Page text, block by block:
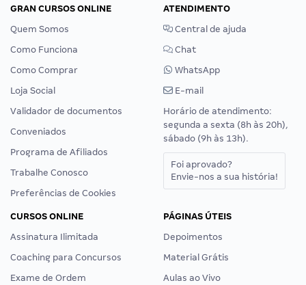
GRAN CURSOS ONLINE
Quem Somos
Como Funciona
Como Comprar
Loja Social
Validador de documentos
Conveniados
Programa de Afiliados
Trabalhe Conosco
Preferências de Cookies
ATENDIMENTO
Central de ajuda
Chat
WhatsApp
E-mail
Horário de atendimento:
segunda a sexta (8h às 20h),
sábado (9h às 13h).
Foi aprovado?
Envie-nos a sua história!
CURSOS ONLINE
Assinatura Ilimitada
Coaching para Concursos
Exame de Ordem
PÁGINAS ÚTEIS
Depoimentos
Material Grátis
Aulas ao Vivo